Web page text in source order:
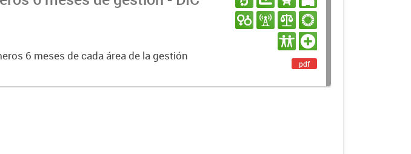
6 meses de cada área de la gestión
pdf